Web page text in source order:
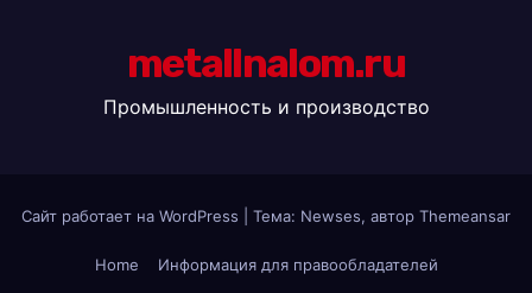
metallnalom.ru
Промышленность и производство
Сайт работает на WordPress Тема: Newses, автор Themeansar
Home Информация для правообладателей